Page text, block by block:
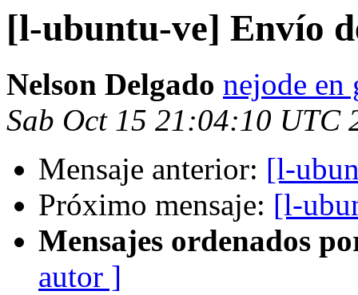
[l-ubuntu-ve] Envío
Nelson Delgado nejode en
Sab Oct 15 21:04:10 UTC
Mensaje anterior: [l-
Próximo mensaje: [l-
Mensajes ordenados
autor ]